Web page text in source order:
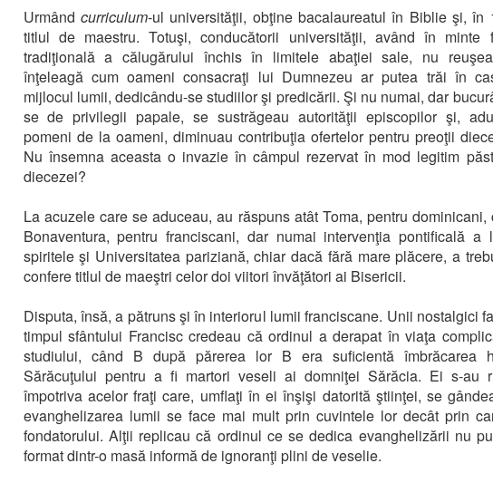
Urmând curriculum-ul universităţii, obţine bacalaureatul în Biblie şi, în
titlul de maestru. Totuşi, conducătorii universităţii, având în minte
tradiţională a călugărului închis în limitele abaţiei sale, nu
înţeleagă cum oameni consacraţi lui Dumnezeu ar putea trăi în
mijlocul lumii, dedicându-se studiilor şi predicării. Şi nu numai, dar
se de privilegii papale, se sustrăgeau autorităţii episcopilor şi,
pomeni de la oameni, diminuau contribuţia ofertelor pentru preoţii
Nu însemna aceasta o invazie în câmpul rezervat în mod legitim
diecezei?
La acuzele care se aduceau, au răspuns atât Toma, pentru dominicani,
Bonaventura, pentru franciscani, dar numai intervenţia pontificală a
spiritele şi Universitatea pariziană, chiar dacă fără mare plăcere, a
confere titlul de maeştri celor doi viitori învăţători ai Bisericii.
Disputa, însă, a pătruns şi în interiorul lumii franciscane. Unii nostalgici
timpul sfântului Francisc credeau că ordinul a derapat în viaţa
studiului, când B după părerea lor B era suficientă îmbrăcarea
Sărăcuţului pentru a fi martori veseli ai domniţei Sărăcia. Ei s-au
împotriva acelor fraţi care, umflaţi în ei înşişi datorită ştiinţei, se
evanghelizarea lumii se face mai mult prin cuvintele lor decât prin
fondatorului. Alţii replicau că ordinul ce se dedica evanghelizării nu
format dintr-o masă informă de ignoranţi plini de veselie.